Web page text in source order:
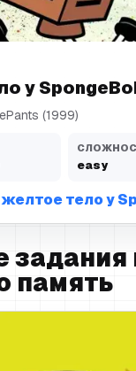
у
(1999)
easy
тело у
память